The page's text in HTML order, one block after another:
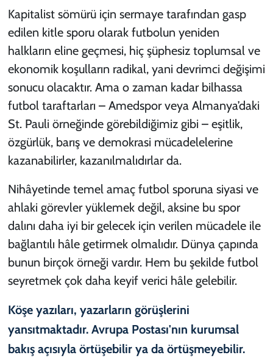
Kapitalist sömürü için sermaye tarafından gasp
edilen kitle sporu olarak futbolun yeniden
halkların eline geçmesi, hiç şüphesiz toplumsal ve
ekonomik koşulların radikal, yani devrimci değişimi
sonucu olacaktır. Ama o zaman kadar bilhassa
futbol taraftarları – Amedspor veya Almanya’daki
St. Pauli örneğinde görebildiğimiz gibi – eşitlik,
özgürlük, barış ve demokrasi mücadelelerine
kazanabilirler, kazanılmalıdırlar da.
Nihâyetinde temel amaç futbol sporuna siyasi ve
ahlaki görevler yüklemek değil, aksine bu spor
dalını daha iyi bir gelecek için verilen mücadele ile
bağlantılı hâle getirmek olmalıdır. Dünya çapında
bunun birçok örneği vardır. Hem bu şekilde futbol
seyretmek çok daha keyif verici hâle gelebilir.